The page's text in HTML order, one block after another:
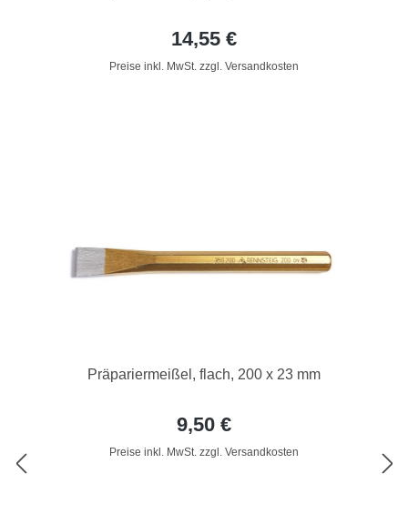
14,55 €
Preise inkl. MwSt. zzgl. Versandkosten
Präpariermeißel, flach, 200 x 23 mm
9,50 €
Preise inkl. MwSt. zzgl. Versandkosten